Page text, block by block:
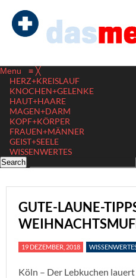
Menu ≡ ╳
HERZ+KREISLAUF
KNOCHEN+GELENKE
HAUT+HAARE
MAGEN+DARM
KOPF+KÖRPER
FRAUEN+MÄNNER
GEIST+SEELE
WISSENWERTES
GUTE-LAUNE-
19 DEZEMBER, 2018
Köln – Der Lebkuchen